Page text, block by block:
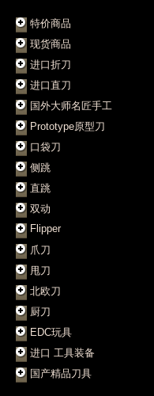
特价商品
现货商品
进口折刀
进口直刀
国外大师名匠手工
Prototype原型刀
口袋刀
侧跳
直跳
双动
Flipper
爪刀
甩刀
北欧刀
厨刀
EDC玩具
进口 工具装备
国产精品刀具